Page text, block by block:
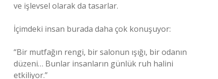
ve işlevsel olarak da tasarlar.
İçimdeki insan burada daha çok konuşuyor:
“Bir mutfağın rengi, bir salonun ışığı, bir odanın
düzeni… Bunlar insanların günlük ruh halini
etkiliyor.”